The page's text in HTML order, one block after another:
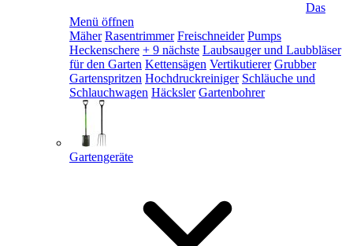
Das
Menü öffnen
Mäher Rasentrimmer Freischneider Pumps
Heckenschere + 9 nächste Laubsauger und Laubbläser
für den Garten Kettensägen Vertikutierer Grubber
Gartenspritzen Hochdruckreiniger Schläuche und
Schlauchwagen Häcksler Gartenbohrer
Gartengeräte